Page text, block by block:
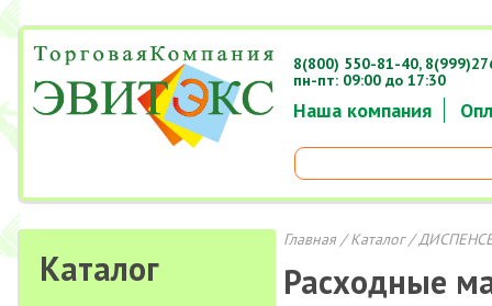
Наша компания
8(800) 550-81-40,
пн-пт: 09:00 до 17:30
Каталог
Главная/Каталог/
Расходные